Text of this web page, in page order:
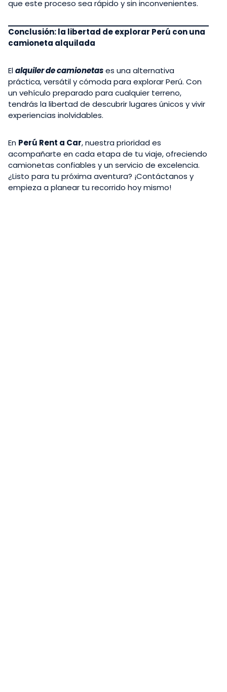
que este proceso sea rápido y sin inconvenientes.
Conclusión: la libertad de explorar Perú con una
camioneta alquilada
Elalquiler de camionetases una alternativa
práctica, versátil y cómoda para explorar Perú. Con
un vehículo preparado para cualquier terreno,
tendrás la libertad de descubrir lugares únicos y vivir
experiencias inolvidables.
En Perú Rent a Car, nuestra prioridad es
acompañarte en cada etapa de tu viaje, ofreciendo
camionetas confiables y un servicio de excelencia.
¿Listo para tu próxima aventura? ¡Contáctanos y
empieza a planear tu recorrido hoy mismo!